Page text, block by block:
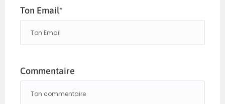
Ton Email*
Commentaire